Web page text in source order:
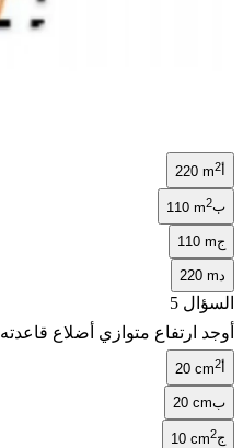
220 m2
ب 110 m2
ج110 m
220 m
السؤال 5
أوجد ارتفاع متوازي أضلاع قاعدته
20 cm2
ب20 cm
ج 10 cm2